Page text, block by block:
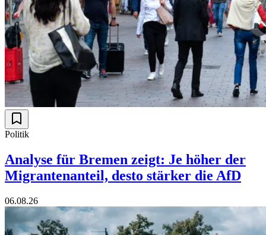
Politik
Analyse für Bremen zeigt: Je höher der
Migrantenanteil, desto stärker die AfD
06.08.26